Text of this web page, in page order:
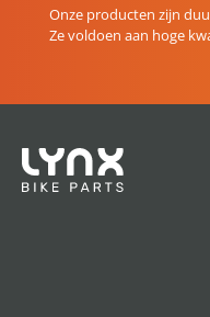
Onze producten zijn
Ze voldoen aan hoge